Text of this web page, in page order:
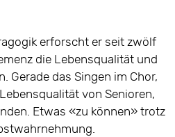
erforscht er seit zwölf
die Lebensqualität und
Gerade das Singen im Chor,
von Senioren,
Etwas «zu können» trotz